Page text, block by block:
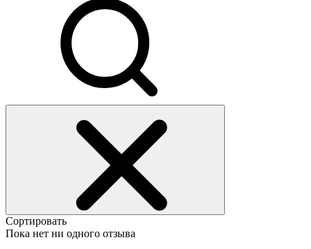
Сортировать
Пока нет ни одного отзыва